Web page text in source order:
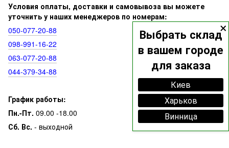
×
Выбрать склад
в вашем городе
для заказа
Киев
Харьков
Винница
Условия оплаты, доставки и самовывоза вы можете
уточнить у наших менеджеров по номерам:
050‑077‑20‑88
098‑991‑16‑22
063‑077‑20‑88
044‑379‑34‑88
График работы:
Пн.-Пт. 09.00 -18.00
Сб. Вс. - выходной